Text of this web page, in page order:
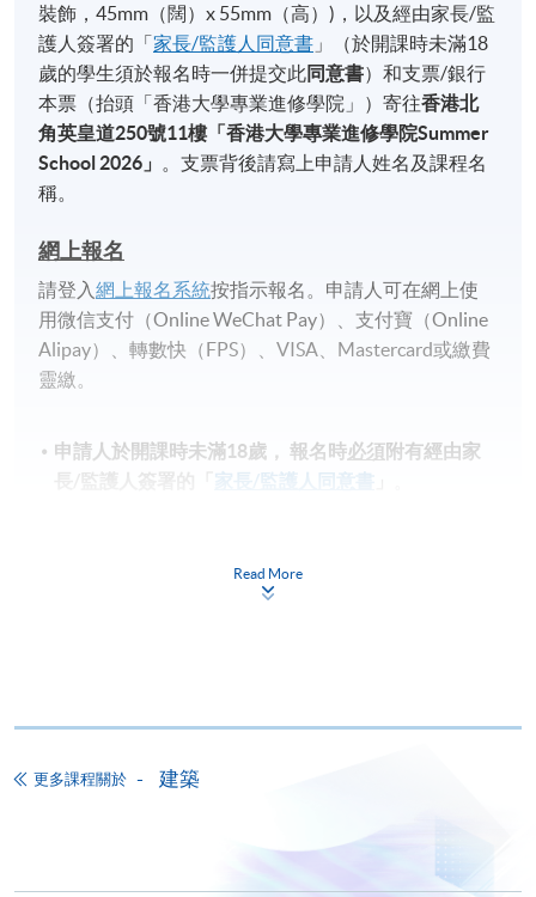
裝飾，45mm（闊）x 55mm（高）)，以及經由家長/監
護人簽署的「家長/監護人同意書 」（於開課時未滿18
歲的學生須於報名時一併提交此同意書）和支票/銀行
本票（抬頭「香港大學專業進修學院」）寄往香港北
角英皇道250號11樓「香港大學專業進修學院Summer
School 2026 」
。支票背後請寫上申請人姓名及課程名
稱。
網上報名
請登入網上報名系統按指示報名。申請人可在網上使
用微信支付（Online WeChat Pay）、支付寶（Online
Alipay）、轉數快（FPS）、VISA、Mastercard或繳費
靈繳。
申請人於開課時未滿18歲​， 報名時必須附有經由家
長
監護人簽署的「 家長/監護人同意書
生須要付港幣120元手續費。
郵寄付款收據如若遺失，學院概不負責。
付款收據只發一次。申請額外付款證明的收費為每
Read More
更多課程關於 建築